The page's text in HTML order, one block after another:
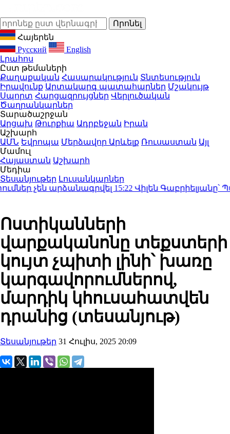
Հայերեն
Русский
English
Լրահոս
Ըստ թեմաների
Քաղաքական Հասարակություն Տնտեսություն
Իրավունք Արտակարգ պատահարներ Մշակույթ
Սպորտ Հարցազրույցներ Վերլուծական
Ծաղրանկարներ
Տարածաշրջան
Արցախ Թուրքիա Ադրբեջան Իրան
Աշխարհ
ԱՄՆ Եվրոպա Մերձավոր Արևելք Ռուսաստան Այլ
Մամուլ
Հայաստան Աշխարհ
Մեդիա
Տեսանյութեր Լուսանկարներ
չեն արձանագրվել15:22Վիլեն Գաբրիելյանը՝
Ոստիկանների
վարքականոնը տեքստերի
կույտ չպիտի լինի՝ խառը
կարգավորումներով,
մարդիկ կհուսահատվեն
դրանից (տեսանյութ)
Տեսանյութեր 31 Հուլիս, 2025 20:09